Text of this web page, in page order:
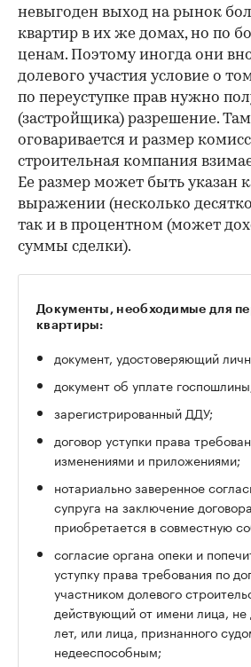
невыгоден выход на рынок
квартир в их же домах, но по
ценам. Поэтому иногда они
долевого участия условие о
по переуступке прав нужно
(застройщика) разрешение.
оговаривается и размер
строительная компания
Ее размер может быть указан
выражении (несколько
так и в процентном (может
суммы сделки).
Документы, необходимые для
квартиры:
документ, удостоверяющий
документ об уплате
зарегистрированный ДДУ;
договор уступки права
изменениями и приложениями;
нотариально заверенное
супруга на заключение
приобретается в совместную
согласие органа опеки и
уступку права требования по
участником долевого
действующий от имени лица, не
лет, или лица, признанного
недееспособным;